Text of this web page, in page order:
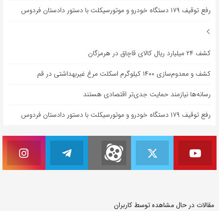
رفع توقیف ۱۷۹ دستگاه خودرو و موتورسیکلت با دستور دادستان فردوس
کشف ۲۴ میلیارد ریال کالای قاچاق در هرمزگان
کشف و معدوم‌سازی ۱۴۰۰ کیلوگرم اسکلت مرغ غیربهداشتی در قم
رسانه‌ها نیازمند حمایت جدی‌تر اقتصادی هستند
رفع توقیف ۱۷۹ دستگاه خودرو و موتورسیکلت با دستور دادستان فردوس
مقالات در حال مشاهده توسط کاربران